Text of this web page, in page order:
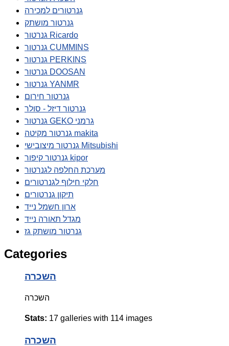
גנרטורים למכירה
גנרטור מושתק
גנרטור Ricardo
גנרטור CUMMINS
גנרטור PERKINS
גנרטור DOOSAN
גנרטור YANMR
גנרטור חירום
גנרטור דיזל - סולר
גנרטור GEKO גרמני
גנרטור מקיטה makita
גנרטור מיצובישי Mitsubishi
גנרטור קיפור kipor
מערכת החלפה לגנרטור
חלקי חילוף לגנרטורים
תיקון גנרטורים
ארון חשמל נייד
מגדל תאורה נייד
גנרטור מושתק גז
Categories
השכרה
השכרה
Stats: 17 galleries with 114 images
השכרה